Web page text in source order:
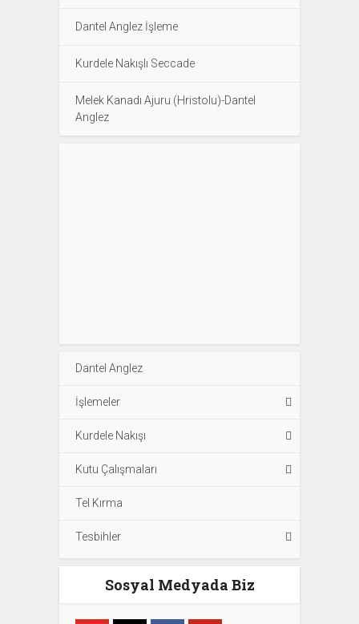
Dantel Anglez İşleme
Kurdele Nakışlı Seccade
Melek Kanadı Ajuru (Hristolu)-Dantel
Anglez
Dantel Anglez
İşlemeler
Kurdele Nakışı
Kutu Çalışmaları
Tel Kırma
Tesbihler
Sosyal Medyada Biz